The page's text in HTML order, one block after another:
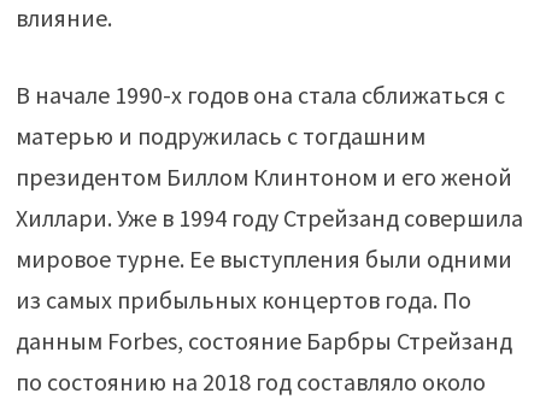
влияние.
В начале 1990-х годов она стала сближаться с
матерью и подружилась с тогдашним
президентом Биллом Клинтоном и его женой
Хиллари. Уже в 1994 году Стрейзанд совершила
мировое турне. Ее выступления были одними
из самых прибыльных концертов года. По
данным Forbes, состояние Барбры Стрейзанд
по состоянию на 2018 год составляло около